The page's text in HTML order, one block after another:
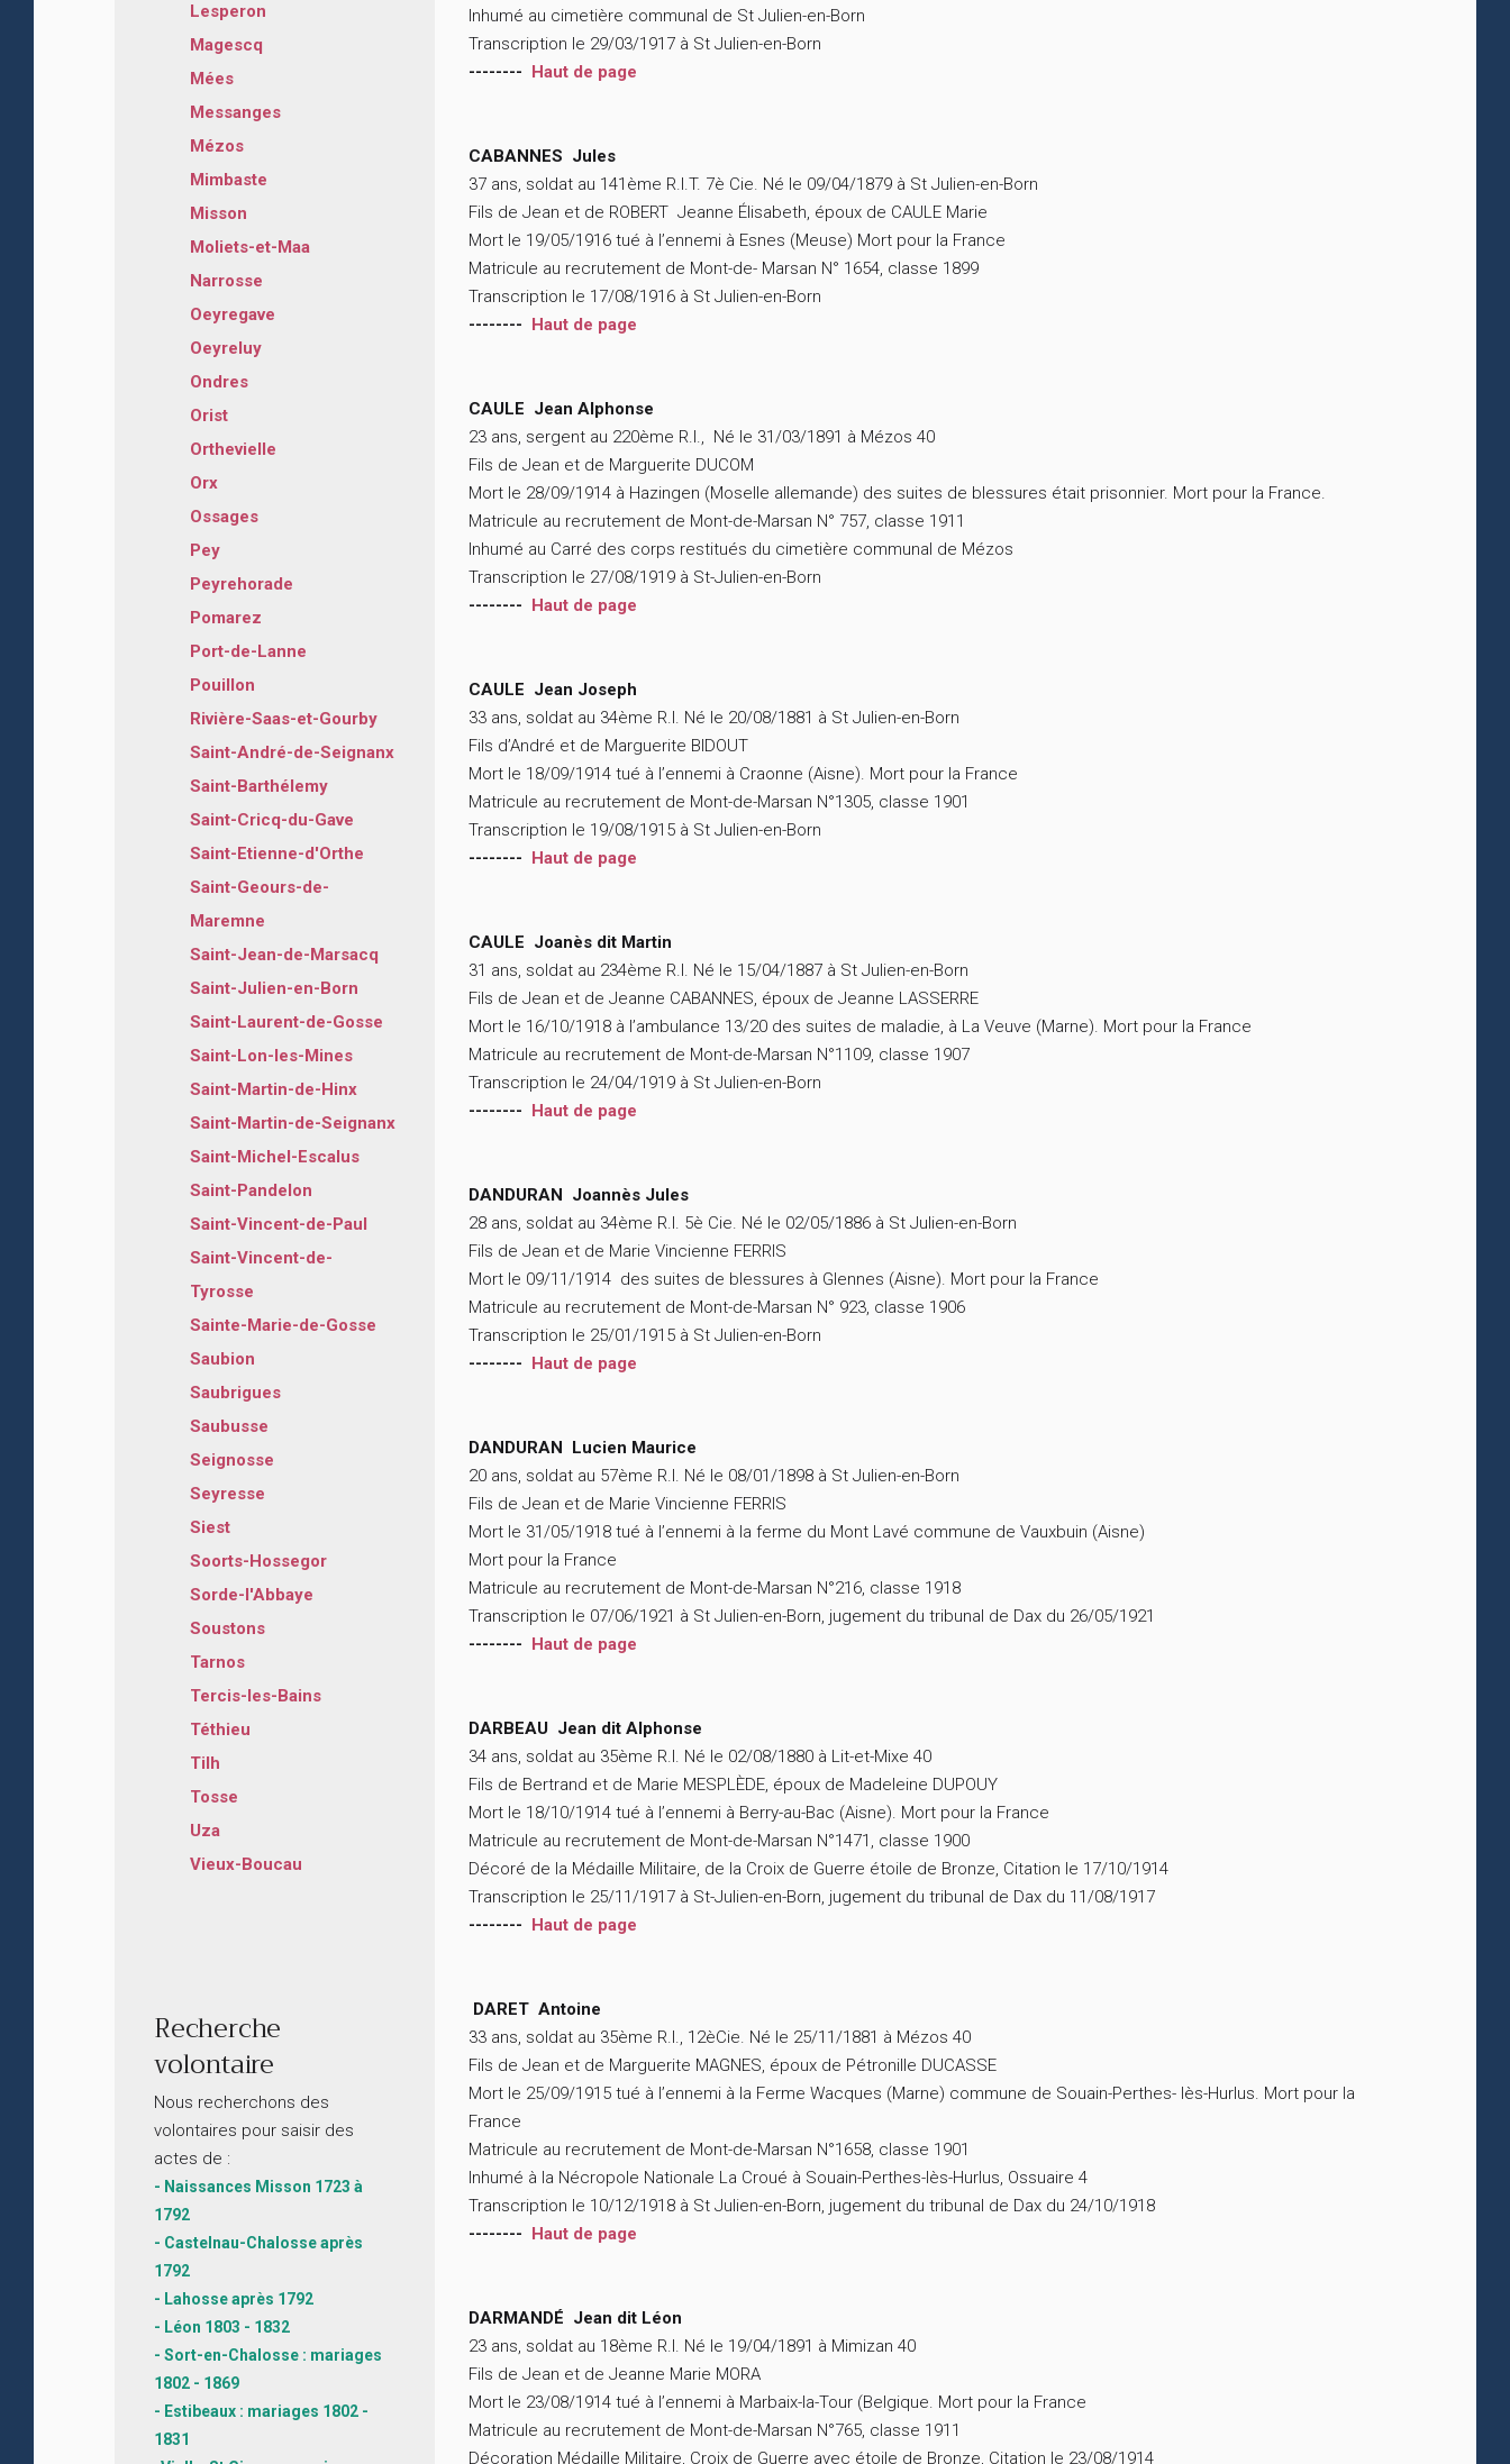
Lesperon
Magescq
Mées
Messanges
Mézos
Mimbaste
Misson
Moliets-et-Maa
Narrosse
Oeyregave
Oeyreluy
Ondres
Orist
Orthevielle
Orx
Ossages
Pey
Peyrehorade
Pomarez
Port-de-Lanne
Pouillon
Rivière-Saas-et-Gourby
Saint-André-de-Seignanx
Saint-Barthélemy
Saint-Cricq-du-Gave
Saint-Etienne-d'Orthe
Saint-Geours-de-
Maremne
Saint-Jean-de-Marsacq
Saint-Julien-en-Born
Saint-Laurent-de-Gosse
Saint-Lon-les-Mines
Saint-Martin-de-Hinx
Saint-Martin-de-Seignanx
Saint-Michel-Escalus
Saint-Pandelon
Saint-Vincent-de-Paul
Saint-Vincent-de-
Tyrosse
Sainte-Marie-de-Gosse
Saubion
Saubrigues
Saubusse
Seignosse
Seyresse
Siest
Soorts-Hossegor
Sorde-l'Abbaye
Soustons
Tarnos
Tercis-les-Bains
Téthieu
Tilh
Tosse
Uza
Vieux-Boucau
Recherche
volontaire
Nous recherchons des
volontaires pour saisir des
actes de :
- Naissances Misson 1723 à
1792
- Castelnau-Chalosse après
1792
- Lahosse après 1792
- Léon 1803 - 1832
- Sort-en-Chalosse : mariages
1802 - 1869
- Estibeaux : mariages 1802 -
1831
Inhumé au cimetière communal de St Julien-en-Born
Transcription le 29/03/1917 à St Julien-en-Born
-------- Haut de page
CABANNES Jules
37 ans, soldat au 141ème R.I.T. 7è Cie. Né le 09/04/1879 à St Julien-en-Born
Fils de Jean et de ROBERT Jeanne Élisabeth, époux de CAULE Marie
Mort le 19/05/1916 tué à l’ennemi à Esnes (Meuse) Mort pour la France
Matricule au recrutement de Mont-de- Marsan N° 1654, classe 1899
Transcription le 17/08/1916 à St Julien-en-Born
-------- Haut de page
CAULE Jean Alphonse
23 ans, sergent au 220ème R.I., Né le 31/03/1891 à Mézos 40
Fils de Jean et de Marguerite DUCOM
Mort le 28/09/1914 à Hazingen (Moselle allemande) des suites de blessures était prisonnier. Mort pour la France.
Matricule au recrutement de Mont-de-Marsan N° 757, classe 1911
Inhumé au Carré des corps restitués du cimetière communal de Mézos
Transcription le 27/08/1919 à St-Julien-en-Born
-------- Haut de page
CAULE Jean Joseph
33 ans, soldat au 34ème R.I. Né le 20/08/1881 à St Julien-en-Born
Fils d’André et de Marguerite BIDOUT
Mort le 18/09/1914 tué à l’ennemi à Craonne (Aisne). Mort pour la France
Matricule au recrutement de Mont-de-Marsan N°1305, classe 1901
Transcription le 19/08/1915 à St Julien-en-Born
-------- Haut de page
CAULE Joanès dit Martin
31 ans, soldat au 234ème R.I. Né le 15/04/1887 à St Julien-en-Born
Fils de Jean et de Jeanne CABANNES, époux de Jeanne LASSERRE
Mort le 16/10/1918 à l’ambulance 13/20 des suites de maladie, à La Veuve (Marne). Mort pour la France
Matricule au recrutement de Mont-de-Marsan N°1109, classe 1907
Transcription le 24/04/1919 à St Julien-en-Born
-------- Haut de page
DANDURAN Joannès Jules
28 ans, soldat au 34ème R.I. 5è Cie. Né le 02/05/1886 à St Julien-en-Born
Fils de Jean et de Marie Vincienne FERRIS
Mort le 09/11/1914 des suites de blessures à Glennes (Aisne). Mort pour la France
Matricule au recrutement de Mont-de-Marsan N° 923, classe 1906
Transcription le 25/01/1915 à St Julien-en-Born
-------- Haut de page
DANDURAN Lucien Maurice
20 ans, soldat au 57ème R.I. Né le 08/01/1898 à St Julien-en-Born
Fils de Jean et de Marie Vincienne FERRIS
Mort le 31/05/1918 tué à l’ennemi à la ferme du Mont Lavé commune de Vauxbuin (Aisne)
Mort pour la France
Matricule au recrutement de Mont-de-Marsan N°216, classe 1918
Transcription le 07/06/1921 à St Julien-en-Born, jugement du tribunal de Dax du 26/05/1921
-------- Haut de page
DARBEAU Jean dit Alphonse
34 ans, soldat au 35ème R.I. Né le 02/08/1880 à Lit-et-Mixe 40
Fils de Bertrand et de Marie MESPLÈDE, époux de Madeleine DUPOUY
Mort le 18/10/1914 tué à l’ennemi à Berry-au-Bac (Aisne). Mort pour la France
Matricule au recrutement de Mont-de-Marsan N°1471, classe 1900
Décoré de la Médaille Militaire, de la Croix de Guerre étoile de Bronze, Citation le 17/10/1914
Transcription le 25/11/1917 à St-Julien-en-Born, jugement du tribunal de Dax du 11/08/1917
-------- Haut de page
DARET Antoine
33 ans, soldat au 35ème R.I., 12èCie. Né le 25/11/1881 à Mézos 40
Fils de Jean et de Marguerite MAGNES, époux de Pétronille DUCASSE
Mort le 25/09/1915 tué à l’ennemi à la Ferme Wacques (Marne) commune de Souain-Perthes- lès-Hurlus. Mort pour la
France
Matricule au recrutement de Mont-de-Marsan N°1658, classe 1901
Inhumé à la Nécropole Nationale La Croué à Souain-Perthes-lès-Hurlus, Ossuaire 4
Transcription le 10/12/1918 à St Julien-en-Born, jugement du tribunal de Dax du 24/10/1918
-------- Haut de page
DARMANDÉ Jean dit Léon
23 ans, soldat au 18ème R.I. Né le 19/04/1891 à Mimizan 40
Fils de Jean et de Jeanne Marie MORA
Mort le 23/08/1914 tué à l’ennemi à Marbaix-la-Tour (Belgique. Mort pour la France
Matricule au recrutement de Mont-de-Marsan N°765, classe 1911
Décoration Médaille Militaire, Croix de Guerre avec étoile de Bronze, Citation le 23/08/1914